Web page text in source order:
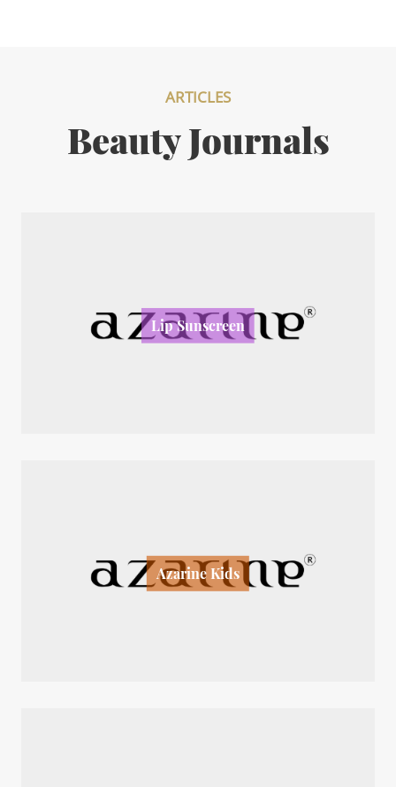
ARTICLES
Beauty Journals
Lip Sunscreen
Azarine Kids